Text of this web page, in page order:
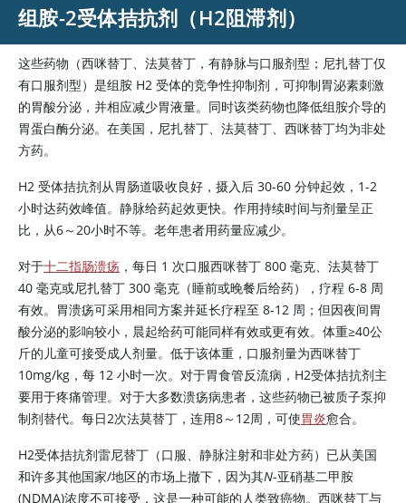
组胺-2受体拮抗剂（H2阻滞剂）
这些药物（西咪替丁、法莫替丁，有静脉与口服剂型；尼扎替丁仅
有口服剂型）是组胺 H2 受体的竞争性抑制剂，可抑制胃泌素刺激
的胃酸分泌，并相应减少胃液量。同时该类药物也降低组胺介导的
胃蛋白酶分泌。在美国，尼扎替丁、法莫替丁、西咪替丁均为非处
方药。
H2 受体拮抗剂从胃肠道吸收良好，摄入后 30-60 分钟起效，1-2
小时达药效峰值。静脉给药起效更快。作用持续时间与剂量呈正
比，从6～20小时不等。老年患者用药量应减少。
对于十二指肠溃疡 ，每日 1 次口服西咪替丁 800 毫克、法莫替丁
40 毫克或尼扎替丁 300 毫克（睡前或晚餐后给药），疗程 6-8 周
有效。胃溃疡可采用相同方案并延长疗程至 8-12 周；但因夜间胃
酸分泌的影响较小，晨起给药可能同样有效或更有效。体重≥40公
斤的儿童可接受成人剂量。低于该体重，口服剂量为西咪替丁
10mg/kg，每 12 小时一次。对于胃食管反流病，H2受体拮抗剂主
要用于疼痛管理。对于大多数溃疡病患者，这些药物已被质子泵抑
制剂替代。每日2次法莫替丁，连用8～12周，可使胃炎愈合。
H2受体拮抗剂雷尼替丁（口服、静脉注射和非处方药）已从美国
和许多其他国家/地区的市场上撤下，因为其N-亚硝基二甲胺
(NDMA)浓度不可接受，这是一种可能的人类致癌物。西咪替丁与